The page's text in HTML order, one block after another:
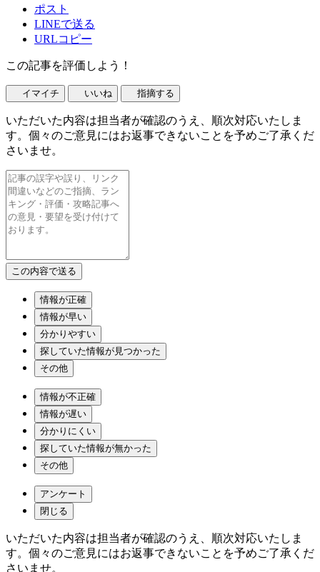
ポスト
LINEで送る
URLコピー
この記事を評価しよう！
イマイチ いいね 指摘する
いただいた内容は担当者が確認のうえ、順次対応いたしま
す。個々のご意見にはお返事できないことを予めご了承くだ
さいませ。
情報が正確
情報が早い
分かりやすい
探していた情報が見つかった
その他
情報が不正確
情報が遅い
分かりにくい
探していた情報が無かった
その他
アンケート
閉じる
いただいた内容は担当者が確認のうえ、順次対応いたしま
す。個々のご意見にはお返事できないことを予めご了承くだ
さいませ。